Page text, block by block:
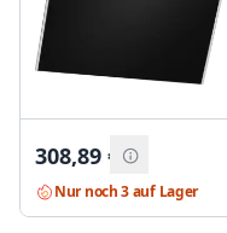
308,89 €
Nur noch 3 auf Lager